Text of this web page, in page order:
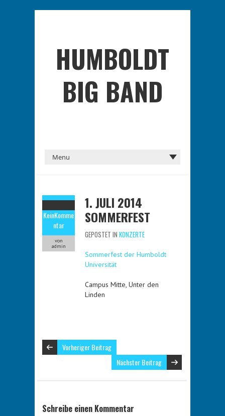
HUMBOLDT
BIG BAND
KeinKomme
ntar
von
admin
1. JULI 2014
SOMMERFEST
GEPOSTET IN KONZERTE
Sommerfest der Humboldt
Universität
Campus Mitte, Unter den
Linden
Vorheriger Beitrag
Nächster Beitrag
Schreibe einen Kommentar